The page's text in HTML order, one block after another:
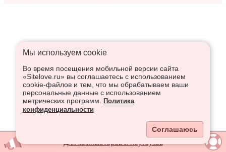
Мы используем сookie
Во время посещения мобильной версии сайта
«Sitelove.ru» вы соглашаетесь с использованием
cookie-файлов и тем, что мы обрабатываем ваши
персональные данные с использованием
метрических программ.
Политика
конфиденциальности
Соглашаюсь
Для компьютеров и ноутбуков